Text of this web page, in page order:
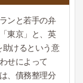
ンと若手の弁
東京」と、英
助けるという意
せによって
、債務整理分